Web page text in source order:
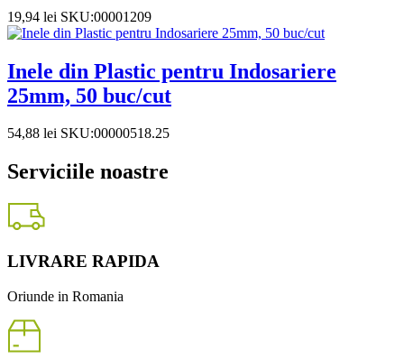
19,94 lei SKU:00001209
Inele din Plastic pentru Indosariere
25mm, 50 buc/cut
54,88 lei SKU:00000518.25
Serviciile noastre
LIVRARE RAPIDA
Oriunde in Romania